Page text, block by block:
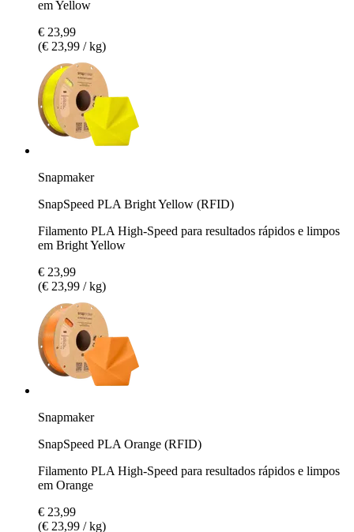
em Yellow
€ 23,99
(€ 23,99 / kg)
Snapmaker
SnapSpeed PLA Bright Yellow (RFID)
Filamento PLA High-Speed para resultados rápidos e limpos
em Bright Yellow
€ 23,99
(€ 23,99 / kg)
Snapmaker
SnapSpeed PLA Orange (RFID)
Filamento PLA High-Speed para resultados rápidos e limpos
em Orange
€ 23,99
(€ 23,99 / kg)